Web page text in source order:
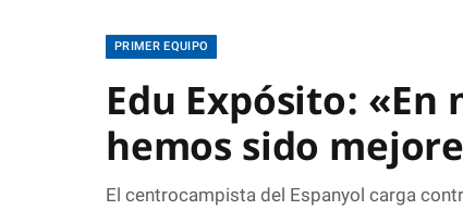
PRIMER EQUIPO
Edu Expósito:
hemos sido
El centrocampista del Espanyol carga